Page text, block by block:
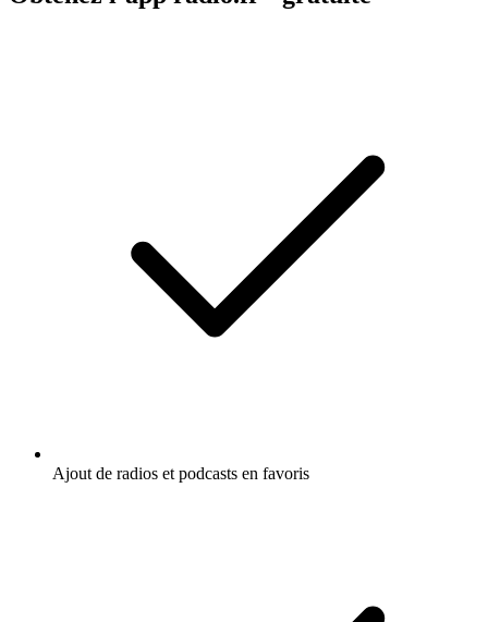
Ajout de radios et podcasts en favoris